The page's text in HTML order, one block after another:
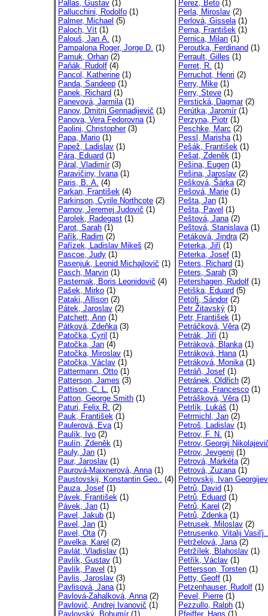
Pallas, Gustav (1)
Pallucchini, Rodolfo (1)
Palmer, Michael (5)
Paloch, Vít (1)
Palouš, Jan A. (1)
Pampalona Roger, Jorge D. (1)
Pamuk, Orhan (2)
Paňák, Rudolf (4)
Pancol, Katherine (1)
Panda, Sandeep (1)
Panek, Richard (1)
Panevová, Jarmila(1)
Panov, Dmitrij Gennadijevič (1)
Panova, Vera Fedorovna(1)
Paolini, Christopher(3)
Papa, Mario (1)
Papež, Ladislav (1)
Pára, Eduard (1)
Páral, Vladimír(3)
Paravičiny, Ivana(1)
Paris, B. A. (4)
Parkan, František (4)
Parkinson, Cyrile Northcote (2)
Parnov, Jeremej Judovič (1)
Parolek, Radegast (1)
Parot, Sarah (1)
Pařík, Radim (2)
Pařízek, Ladislav Mikeš (2)
Pascoe, Judy (1)
Pasenjuk, Leonid Michajlovič (1)
Pasch, Marvin (1)
Pasternak, Boris Leonidovič (4)
Pašek, Mirko (1)
Pataki, Allison (2)
Pátek, Jaroslav (2)
Patchett, Ann (1)
Pátková, Zdeňka(3)
Patočka, Cyril (1)
Patočka, Jan (4)
Patočka, Miroslav (1)
Patočka, Václav (1)
Pattermann, Otto (1)
Patterson, James (3)
Pattison, C. L. (1)
Patton, George Smith (1)
Paturi, Felix R. (2)
Pauk, František (1)
Paulerová, Eva(1)
Paulík, Ivo (2)
Paulín, Zdeněk (1)
Pauly, Jan (1)
Paur, Jaroslav (1)
Paurová-Maixnerová, Anna(1)
Paustovskij, Konstantin Geo.. (4)
Pauza, Josef (1)
Pávek, František (1)
Pávek, Jan (1)
Pavel, Jakub (1)
Pavel, Jan (1)
Pavel, Ota(7)
Pavelka, Karel (2)
Pavlát, Vladislav (1)
Pavlík, Gustav (1)
Pavlík, Pavel (1)
Pavlis, Jaroslav (3)
Pavlisová, Jana(1)
Pavlová-Zahalková, Anna(2)
Pavlovič, Andrej Ivanovič (1)
Pavlovský, Bohumír(1)
Perez, Beto (1)
Perla, Miroslav (2)
Perlová, Gissela(1)
Perna, František (1)
Pernica, Milan (1)
Peroutka, Ferdinand (1)
Perrault, Gilles (1)
Perret, R. (1)
Perruchot, Henri (2)
Perry, Mike (1)
Perry, Steve (1)
Perstická, Dagmar(2)
Perútka, Jaromír(1)
Perzyna, Piotr(1)
Peschke, Marc (2)
Pessl, Marisha(1)
Pešák, František (1)
Pešat, Zdeněk (1)
Pešina, Eugen (1)
Pešina, Jaroslav (2)
Pešková, Šárka(2)
Pešová, Marie (1)
Pešta, Jan (1)
Pešta, Pavel (1)
Peštová, Jana(2)
Peštová, Stanislava(1)
Petáková, Jindra(2)
Peterka, Jiří (1)
Peterka, Josef (1)
Peters, Richard (1)
Peters, Sarah (3)
Petershagen, Rudolf (1)
Petiška, Eduard (5)
Petöfi, Sándor(2)
Petr Žitavský (1)
Petr, František (1)
Petráčková, Věra(2)
Petrák, Jiří (1)
Petráková, Blanka(1)
Petráková, Hana(1)
Petráková, Monika(1)
Petráň, Josef (1)
Petránek, Oldřich (2)
Petrarca, Francesco (1)
Petrášková, Věra(1)
Petrlík, Lukáš (1)
Petrmichl, Jan (2)
Petroš, Ladislav (1)
Petrov, F. N. (1)
Petrov, Georgij
Petrov, Jevgenij (1)
Petrová, Markéta(2)
Petrová, Zuzana(1)
Petrovskij, Ivan
Petrů, David (1)
Petrů, Eduard (1)
Petrů, Karel (2)
Petrů, Zdenka(1)
Petrusek, Miloslav (2)
Petrusenko, Vitalij Vasil'j..
Petrželová, Jana(2)
Petržílek, Blahoslav (1)
Petřík, Václav (1)
Pettersson, Torsten (1)
Petty, Geoff (1)
Petzenhauser, Rudolf (1)
Pevel, Pierre (1)
Pezzullo, Ralph (1)
Pfeiffer, Hans (1)